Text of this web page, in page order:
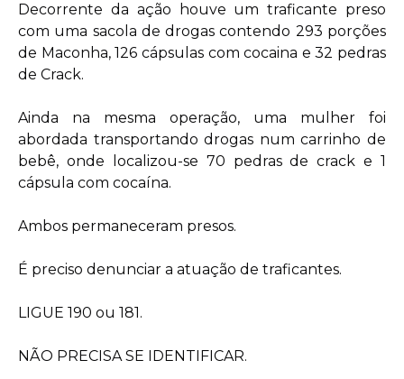
Decorrente da ação houve um traficante preso
com uma sacola de drogas contendo 293 porções
de Maconha, 126 cápsulas com cocaina e 32 pedras
de Crack.
Ainda na mesma operação, uma mulher foi
abordada transportando drogas num carrinho de
bebê, onde localizou-se 70 pedras de crack e 1
cápsula com cocaína.
Ambos permaneceram presos.
É preciso denunciar a atuação de traficantes.
LIGUE 190 ou 181.
NÃO PRECISA SE IDENTIFICAR.